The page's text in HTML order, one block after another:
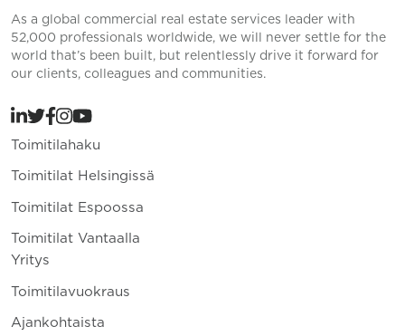
As a global commercial real estate services leader with
52,000 professionals worldwide, we will never settle for the
world that’s been built, but relentlessly drive it forward for
our clients, colleagues and communities.
Toimitilahaku
Toimitilat Helsingissä
Toimitilat Espoossa
Toimitilat Vantaalla
Yritys
Toimitilavuokraus
Ajankohtaista